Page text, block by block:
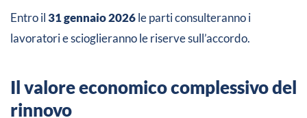
Entro il31 gennaio 2026le parti consulteranno i
lavoratori e scioglieranno le riserve sull’accordo.
Il valore economico complessivo del
rinnovo